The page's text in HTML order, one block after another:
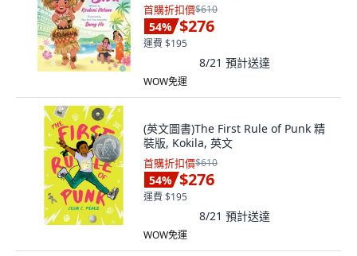
首購折扣價$610
54% $276
運費 $195
8/21 預計送達
WOW免運
(英文圖書)The First Rule of Punk 精
裝版, Kokila, 英文
首購折扣價$610
54% $276
運費 $195
8/21 預計送達
WOW免運